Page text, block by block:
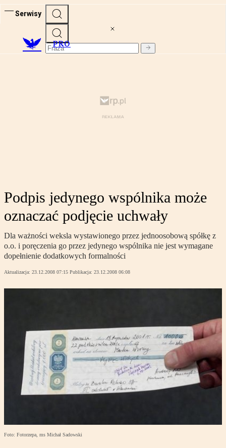
Serwisy
PRO
Podpis jedynego wspólnika może
oznaczać podjęcie uchwały
Dla ważności weksla wystawionego przez jednoosobową spółkę z
o.o. i poręczenia go przez jedynego wspólnika nie jest wymagane
dopełnienie dodatkowych formalności
Aktualizacja: 23.12.2008 07:15 Publikacja: 23.12.2008 06:08
Foto: Fotorzepa, ms Michał Sadowski